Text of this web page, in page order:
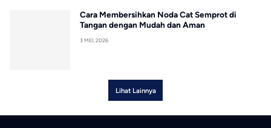
Cara Membersihkan Noda Cat Semprot di
Tangan dengan Mudah dan Aman
3 MEI, 2026
Lihat Lainnya